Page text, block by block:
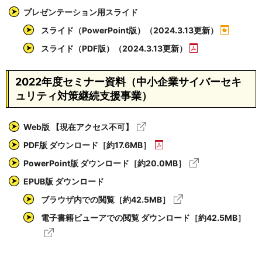
プレゼンテーション用スライド
スライド（PowerPoint版）（2024.3.13更新）
スライド（PDF版）（2024.3.13更新）
2022年度セミナー資料（中小企業サイバーセキ
ュリティ対策継続支援事業）
Web版 【現在アクセス不可】
PDF版 ダウンロード［約17.6MB］
PowerPoint版 ダウンロード［約20.0MB］
EPUB版 ダウンロード
ブラウザ内での閲覧［約42.5MB］
電子書籍ビューアでの閲覧 ダウンロード［約42.5MB］